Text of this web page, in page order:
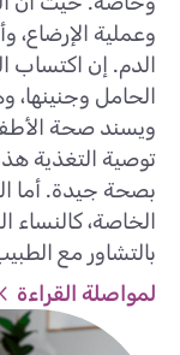
وعملية الإرضاع،
الدم. إن اكتساب
الحامل
ويسند صحة
توصية التغذية
بصحة جيدة. أما
الخاصة، كالنساء
بالتشاور مع
لمواصلة القراءة